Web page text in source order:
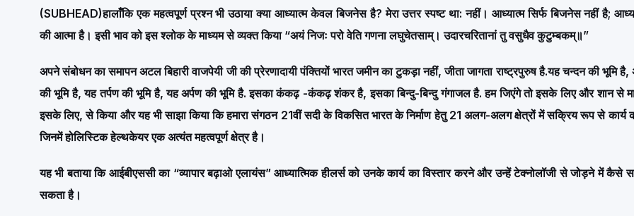
(SUBHEAD)हालाँकि एक महत्वपूर्ण प्रश्न भी उठाया क्या आध्यात्म केवल बिजनेस है? मेरा उत्तर स्पष्ट था: नहीं। आध्यात्म सिर्फ बिजनेस नहीं है;
की आत्मा है। इसी भाव को इस श्लोक के माध्यम से व्यक्त किया “अयं निजः परो वेति गणना लघुचेतसाम्।उदारचरितानां तु वसुधैव कुटुम्बकम्॥”
अपने संबोधन का समापन अटल बिहारी वाजपेयी जी की प्रेरणादायी पंक्तियोंभारत जमीन का टुकड़ा नहीं, जीता जागता राष्ट्रपुरुष है.यह चन्दन की भूमि है,
की भूमि है, यह तर्पण की भूमि है, यह अर्पण की भूमि है. इसका कंकढ़ -कंकढ़ शंकर है, इसका बिन्दु-बिन्दु गंगाजल है. हम जिएंगे तो इसके लिए और शान से
इसके लिए, से किया और यह भी साझा किया कि हमारा संगठन 21वीं सदी के विकसित भारत के निर्माण हेतु 21 अलग-अलग क्षेत्रों में सक्रिय रूप से कार्य
जिनमें होलिस्टिक हेल्थकेयर एक अत्यंत महत्वपूर्ण क्षेत्र है।
यह भी बताया कि आईबीएससी का “व्यापार बढ़ाओ एलायंस” आध्यात्मिक हीलर्स को उनके कार्य का विस्तार करने और उन्हें टेक्नोलॉजी से जोड़ने में कैसे
सकता है।